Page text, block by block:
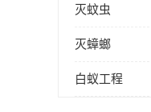
灭蚊虫
灭蟑螂
白蚁工程